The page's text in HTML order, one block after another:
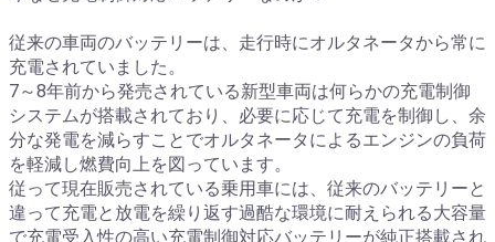
従来の車両のバッテリーは、走行時にオルタネータから常に
充電されていました。
7～8年前から発売されている新型車両は何らかの充電制御
システムが搭載されており、必要に応じて充電を制御し、余
分な発電を減らすことでオルタネータによるエンジンの負荷
を軽減し燃費向上を図っています。
従って現在販売されている乗用車には、従来のバッテリーと
違って充電と放電を繰り返す過酷な環境に耐えられる大容量
で充電受入性の高い充電制御対応バッテリーが純正搭載され